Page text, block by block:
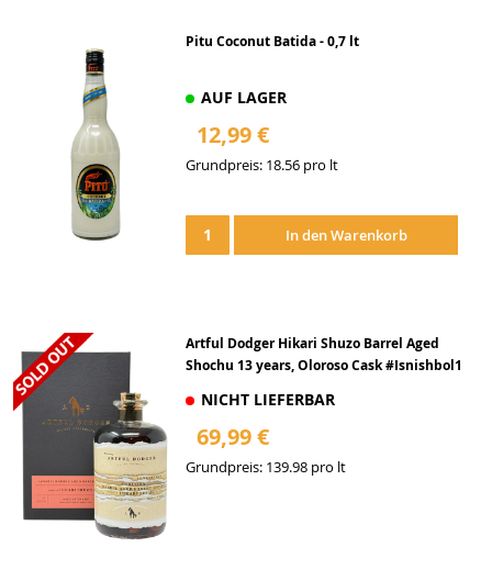
Pitu Coconut Batida - 0,7 lt
AUF LAGER
12,99 €
Grundpreis: 18.56 pro lt
Wunschliste
hinzufügenIn den Warenkorb
Artful Dodger Hikari Shuzo Barrel Aged
Shochu 13 years, Oloroso Cask #Isnishbol1
NICHT LIEFERBAR
69,99 €
Grundpreis: 139.98 pro lt